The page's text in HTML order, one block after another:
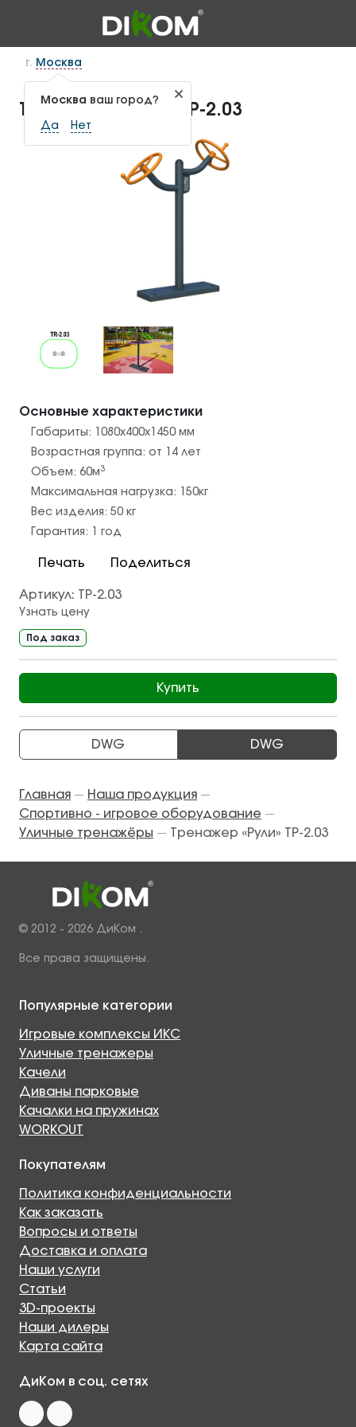
г. Москва
Москва ваш город?
Да Нет
Тренажер «Рули» ТР-2.03
Основные характеристики
Габариты: 1080х400х1450 мм
Возрастная группа: от 14 лет
Объем: 60м3
Максимальная нагрузка: 150кг
Вес изделия: 50 кг
Гарантия:
1 год
Печать Поделиться
Артикул: ТР-2.03
Узнать цену
Под заказ
Купить
DWG DWG
Главная — Наша продукция —
Спортивно - игровое оборудование —
Уличные тренажёры — Тренажер «Рули» ТР-2.03
© 2012 - 2026 ДиКом .
Все права защищены.
Популярные категории
Игровые комплексы ИКС
Уличные тренажеры
Качели
Диваны парковые
Качалки на пружинах
WORKOUT
Покупателям
Политика конфиденциальности
Как заказать
Вопросы и ответы
Доставка и оплата
Наши услуги
Статьи
3D-проекты
Наши дилеры
Карта сайта
ДиКом в соц. сетях